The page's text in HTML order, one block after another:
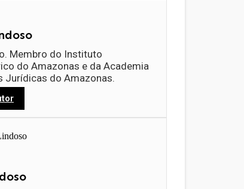
Membro do Instituto
do Amazonas e da Academia
Jurídicas do Amazonas.